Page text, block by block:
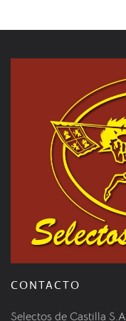
CONTACTO
Selectos de Castilla S.A